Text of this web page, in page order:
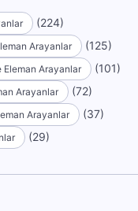
(224)
Arayanlar (125)
Eleman Arayanlar (101)
Arayanlar (72)
Arayanlar (37)
(29)